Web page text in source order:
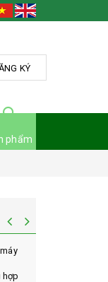
KÝ
phẩm
hợp